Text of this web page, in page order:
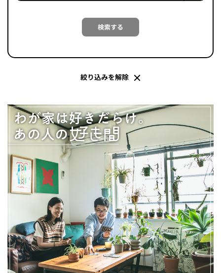
はい
会社概
お問い
合わせ
プライ
バシー
ポリシ
ー
採用情
報
検索する
絞り込みを解除